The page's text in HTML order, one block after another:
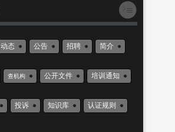
动态 公告 招聘 简介
查机构 公开文件 培训通知
投诉 知识库 认证规则